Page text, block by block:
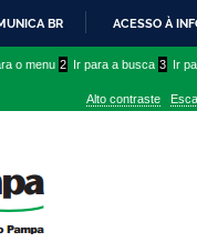
PARA
CONTEÚDO
BR ACESSO À
o menu 2 Ir para a busca 3 Ir
Alto contraste